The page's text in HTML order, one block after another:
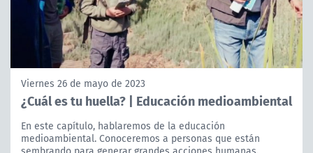
Viernes 26 de mayo de 2023
¿Cuál es tu huella? | Educación medioambiental
En este capítulo, hablaremos de la educación
medioambiental. Conoceremos a personas que están